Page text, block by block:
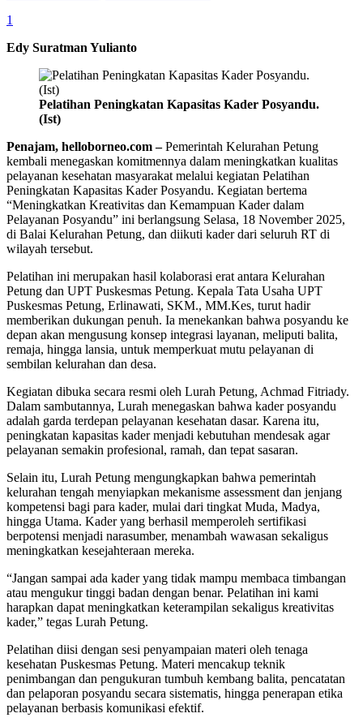
1
Edy Suratman Yulianto
Pelatihan Peningkatan Kapasitas Kader Posyandu.
(Ist)
Penajam, helloborneo.com –Pemerintah Kelurahan Petung
kembali menegaskan komitmennya dalam meningkatkan kualitas
pelayanan kesehatan masyarakat melalui kegiatan Pelatihan
Peningkatan Kapasitas Kader Posyandu. Kegiatan bertema
“Meningkatkan Kreativitas dan Kemampuan Kader dalam
Pelayanan Posyandu” ini berlangsung Selasa, 18 November 2025,
di Balai Kelurahan Petung, dan diikuti kader dari seluruh RT di
wilayah tersebut.
Pelatihan ini merupakan hasil kolaborasi erat antara Kelurahan
Petung dan UPT Puskesmas Petung. Kepala Tata Usaha UPT
Puskesmas Petung, Erlinawati, SKM., MM.Kes, turut hadir
memberikan dukungan penuh. Ia menekankan bahwa posyandu ke
depan akan mengusung konsep integrasi layanan, meliputi balita,
remaja, hingga lansia, untuk memperkuat mutu pelayanan di
sembilan kelurahan dan desa.
Kegiatan dibuka secara resmi oleh Lurah Petung, Achmad Fitriady.
Dalam sambutannya, Lurah menegaskan bahwa kader posyandu
adalah garda terdepan pelayanan kesehatan dasar. Karena itu,
peningkatan kapasitas kader menjadi kebutuhan mendesak agar
pelayanan semakin profesional, ramah, dan tepat sasaran.
Selain itu, Lurah Petung mengungkapkan bahwa pemerintah
kelurahan tengah menyiapkan mekanisme assessment dan jenjang
kompetensi bagi para kader, mulai dari tingkat Muda, Madya,
hingga Utama. Kader yang berhasil memperoleh sertifikasi
berpotensi menjadi narasumber, menambah wawasan sekaligus
meningkatkan kesejahteraan mereka.
“Jangan sampai ada kader yang tidak mampu membaca timbangan
atau mengukur tinggi badan dengan benar. Pelatihan ini kami
harapkan dapat meningkatkan keterampilan sekaligus kreativitas
kader,” tegas Lurah Petung.
Pelatihan diisi dengan sesi penyampaian materi oleh tenaga
kesehatan Puskesmas Petung. Materi mencakup teknik
penimbangan dan pengukuran tumbuh kembang balita, pencatatan
dan pelaporan posyandu secara sistematis, hingga penerapan etika
pelayanan berbasis komunikasi efektif.